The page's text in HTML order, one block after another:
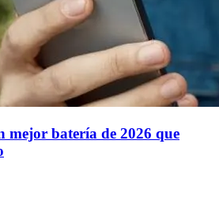
mejor batería de 2026 que